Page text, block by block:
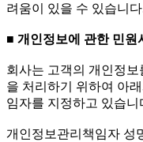
려움이 있을 수 있습니
■ 개인정보에 관한 민원
회사는 고객의 개인정
을 처리하기 위하여 아
임자를 지정하고 있습니
개인정보관리책임자 성